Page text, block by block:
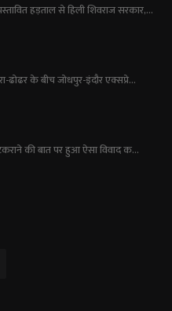
हड़ताल से हिली शिवराज सरकार,...
ढोढर के बीच जोधपुर-इंदौर एक्सप्रे...
की बात पर हुआ ऐसा विवाद क...